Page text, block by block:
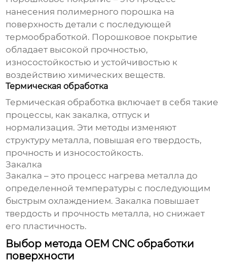
нанесения полимерного порошка на
поверхность детали с последующей
термообработкой. Порошковое покрытие
обладает высокой прочностью,
износостойкостью и устойчивостью к
воздействию химических веществ.
Термическая обработка
Термическая обработка включает в себя такие
процессы, как закалка, отпуск и
нормализация. Эти методы изменяют
структуру металла, повышая его твердость,
прочность и износостойкость.
Закалка
Закалка – это процесс нагрева металла до
определенной температуры с последующим
быстрым охлаждением. Закалка повышает
твердость и прочность металла, но снижает
его пластичность.
Выбор метода OEM CNC обработки
поверхности